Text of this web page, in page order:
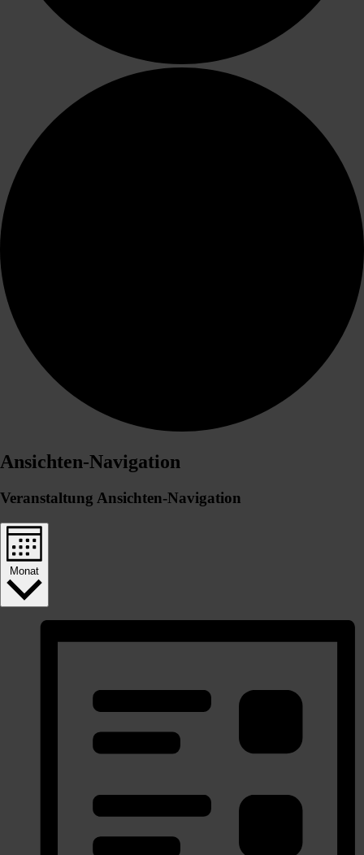
Ansichten-Navigation
Veranstaltung Ansichten-Navigation
Monat